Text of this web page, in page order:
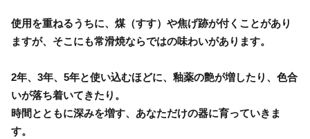
使用を重ねるうちに、煤（すす）や焦げ跡が付くことがあり
ますが、そこにも常滑焼ならではの味わいがあります。
2年、3年、5年と使い込むほどに、釉薬の艶が増したり、色合
いが落ち着いてきたり。
時間とともに深みを増す、あなただけの器に育っていきま
す。